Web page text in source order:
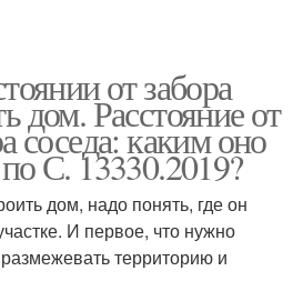
от забора
дом. Расстояние от
соседа: каким оно
С. 13330.2019?
дом, надо понять, где он
И первое, что нужно
территорию и